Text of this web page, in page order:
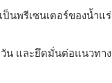
เป็นพรีเซนเตอร์ขอ
และยึดมั่นต่อแนวทา